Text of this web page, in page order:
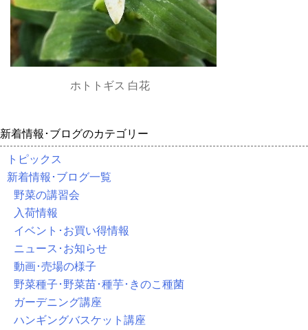
ホトトギス 白花
新着情報･ブログのカテゴリー
トピックス
新着情報･ブログ一覧
野菜の講習会
入荷情報
イベント･お買い得情報
ニュース･お知らせ
動画･売場の様子
野菜種子･野菜苗･種芋･きのこ種菌
ガーデニング講座
ハンギングバスケット講座